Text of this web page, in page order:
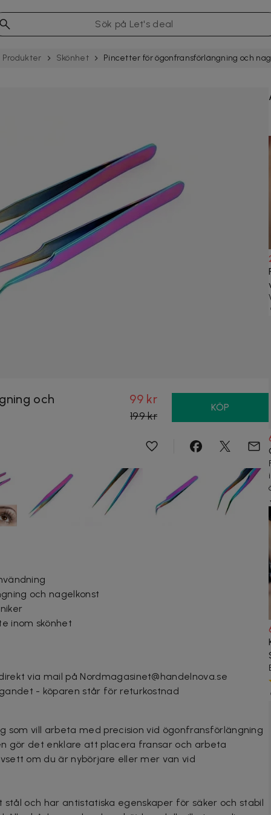
Produkter Skönhet Pincetter för ögonfransförlängning och
och 99 kr
199 kr
KÖP
och nagelkonst
inom skönhet
via mail på Nordmagasinet@handelnova.se
- köparen står för returkostnad
vill arbeta med precision vid ögonfransförlängning
gör det enklare att placera fransar och arbeta
om du är nybörjare eller mer van vid
och har antistatiska egenskaper för säker och stabil